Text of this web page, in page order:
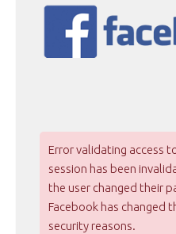
Error validating access
session has been
the user changed their
Facebook has changed
security reasons.